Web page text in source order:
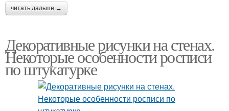
читать дальше →
Декоративные рисунки на стенах.
Некоторые особенности росписи
по штукатурке